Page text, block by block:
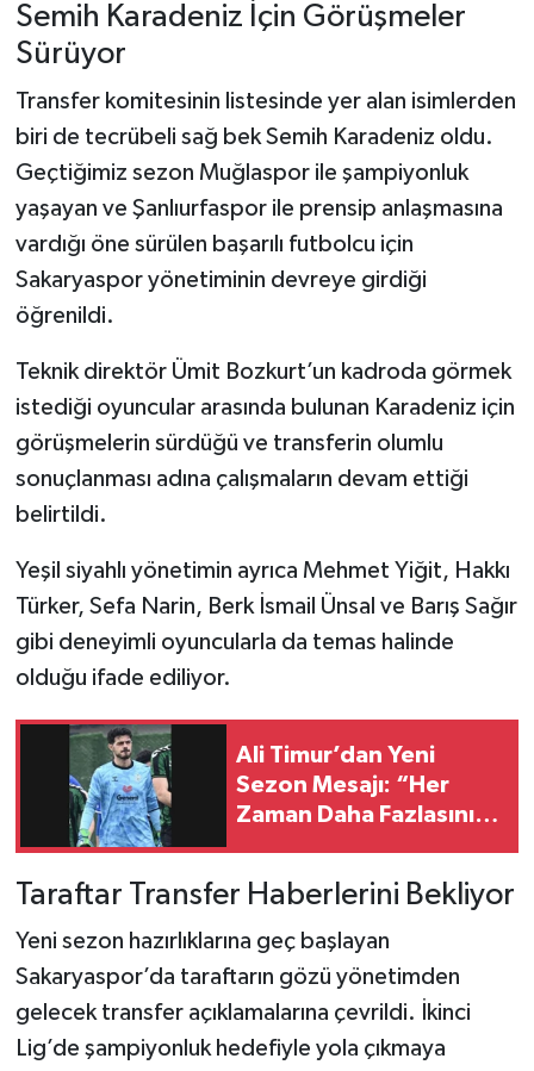
Semih Karadeniz İçin Görüşmeler
Sürüyor
Transfer komitesinin listesinde yer alan isimlerden
biri de tecrübeli sağ bek Semih Karadeniz oldu.
Geçtiğimiz sezon Muğlaspor ile şampiyonluk
yaşayan ve Şanlıurfaspor ile prensip anlaşmasına
vardığı öne sürülen başarılı futbolcu için
Sakaryaspor yönetiminin devreye girdiği
öğrenildi.
Teknik direktör Ümit Bozkurt’un kadroda görmek
istediği oyuncular arasında bulunan Karadeniz için
görüşmelerin sürdüğü ve transferin olumlu
sonuçlanması adına çalışmaların devam ettiği
belirtildi.
Yeşil siyahlı yönetimin ayrıca Mehmet Yiğit, Hakkı
Türker, Sefa Narin, Berk İsmail Ünsal ve Barış Sağır
gibi deneyimli oyuncularla da temas halinde
olduğu ifade ediliyor.
Ali Timur’dan Yeni
Sezon Mesajı: “Her
Zaman Daha Fazlasını
Taraftar Transfer Haberlerini Bekliyor
Yeni sezon hazırlıklarına geç başlayan
Sakaryaspor’da taraftarın gözü yönetimden
gelecek transfer açıklamalarına çevrildi. İkinci
Lig’de şampiyonluk hedefiyle yola çıkmaya